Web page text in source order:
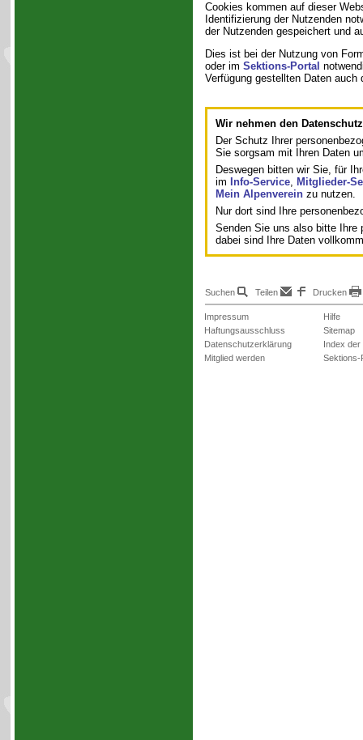
Cookies kommen auf dieser
Identifizierung der Nutzenden
der Nutzenden gespeichert und
Dies ist bei der Nutzung von
oder im Sektions-Portal
Verfügung gestellten Daten
Wir nehmen den
Der Schutz Ihrer
Sie sorgsam mit Ihren Daten
Deswegen bitten wir Sie, für
im
Info-Service, Mitglieder-
Mein Alpenvereinzu nutzen.
Nur dort sind Ihre
Senden Sie uns also bitte Ihre
dabei sind Ihre Daten
Suchen Teilen Drucken
Impressum
Haftungsausschluss
Datenschutzerklärung
Mitglied werden
Hilfe
Sitemap
Index der
Sektions-